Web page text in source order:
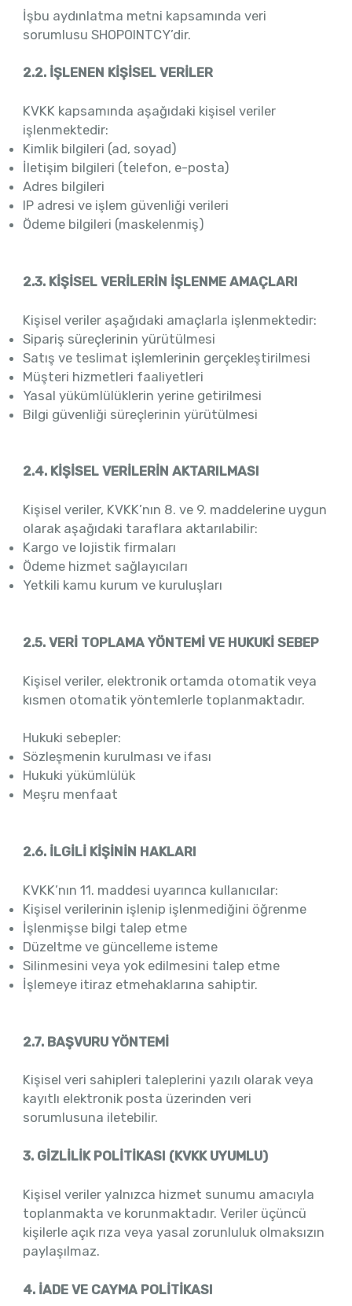
İşbu aydınlatma metni kapsamında veri
sorumlusu SHOPOINTCY’dir.
2.2. İŞLENEN KİŞİSEL VERİLER
KVKK kapsamında aşağıdaki kişisel veriler
işlenmektedir:
Kimlik bilgileri (ad, soyad)
İletişim bilgileri (telefon, e-posta)
Adres bilgileri
IP adresi ve işlem güvenliği verileri
Ödeme bilgileri (maskelenmiş)
2.3. KİŞİSEL VERİLERİN İŞLENME AMAÇLARI
Kişisel veriler aşağıdaki amaçlarla işlenmektedir:
Sipariş süreçlerinin yürütülmesi
Satış ve teslimat işlemlerinin gerçekleştirilmesi
Müşteri hizmetleri faaliyetleri
Yasal yükümlülüklerin yerine getirilmesi
Bilgi güvenliği süreçlerinin yürütülmesi
2.4. KİŞİSEL VERİLERİN AKTARILMASI
Kişisel veriler, KVKK’nın 8. ve 9. maddelerine uygun
olarak aşağıdaki taraflara aktarılabilir:
Kargo ve lojistik firmaları
Ödeme hizmet sağlayıcıları
Yetkili kamu kurum ve kuruluşları
2.5. VERİ TOPLAMA YÖNTEMİ VE HUKUKİ SEBEP
Kişisel veriler, elektronik ortamda otomatik veya
kısmen otomatik yöntemlerle toplanmaktadır.
Hukuki sebepler:
Sözleşmenin kurulması ve ifası
Hukuki yükümlülük
Meşru menfaat
2.6. İLGİLİ KİŞİNİN HAKLARI
KVKK’nın 11. maddesi uyarınca kullanıcılar:
Kişisel verilerinin işlenip işlenmediğini öğrenme
İşlenmişse bilgi talep etme
Düzeltme ve güncelleme isteme
Silinmesini veya yok edilmesini talep etme
İşlemeye itiraz etmehaklarına sahiptir.
2.7. BAŞVURU YÖNTEMİ
Kişisel veri sahipleri taleplerini yazılı olarak veya
kayıtlı elektronik posta üzerinden veri
sorumlusuna iletebilir.
3. GİZLİLİK POLİTİKASI (KVKK UYUMLU)
Kişisel veriler yalnızca hizmet sunumu amacıyla
toplanmakta ve korunmaktadır. Veriler üçüncü
kişilerle açık rıza veya yasal zorunluluk olmaksızın
paylaşılmaz.
4. İADE VE CAYMA POLİTİKASI